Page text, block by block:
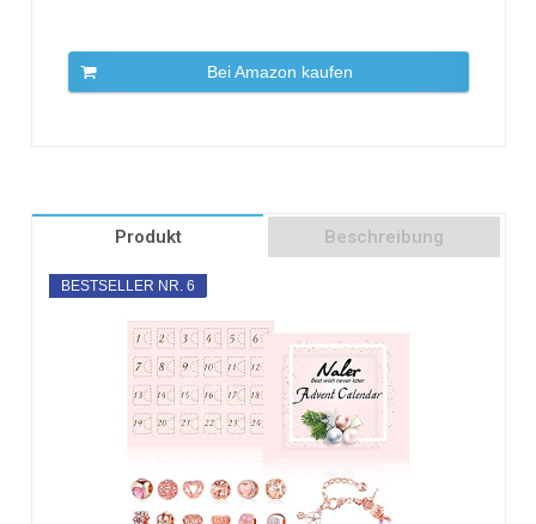
Bei Amazon kaufen
Produkt Beschreibung
BESTSELLER NR. 6